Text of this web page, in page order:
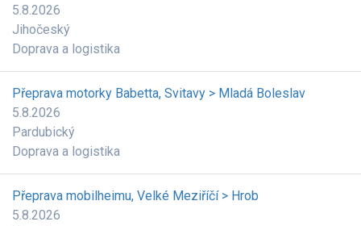
5.8.2026
Jihočeský
Doprava a logistika
Přeprava motorky Babetta, Svitavy > Mladá Boleslav
5.8.2026
Pardubický
Doprava a logistika
Přeprava mobilheimu, Velké Meziříčí > Hrob
5.8.2026